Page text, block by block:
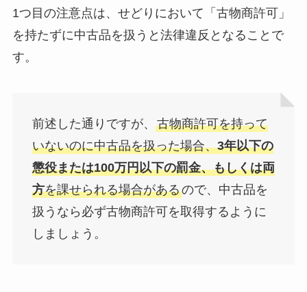
1つ目の注意点は、せどりにおいて「古物商許可」
を持たずに中古品を扱うと法律違反となることで
す。
前述した通りですが、 古物商許可を持って
いないのに中古品を扱った場合、3年以下の
懲役または100万円以下の罰金、もしくは両
方を課せられる場合があるので、中古品を
扱うなら必ず古物商許可を取得するように
しましょう。